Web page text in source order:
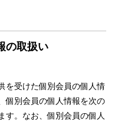
の取扱い
を受けた個別会員の個⼈情
個別会員の個⼈情報を次の
す。なお、個別会員の個⼈